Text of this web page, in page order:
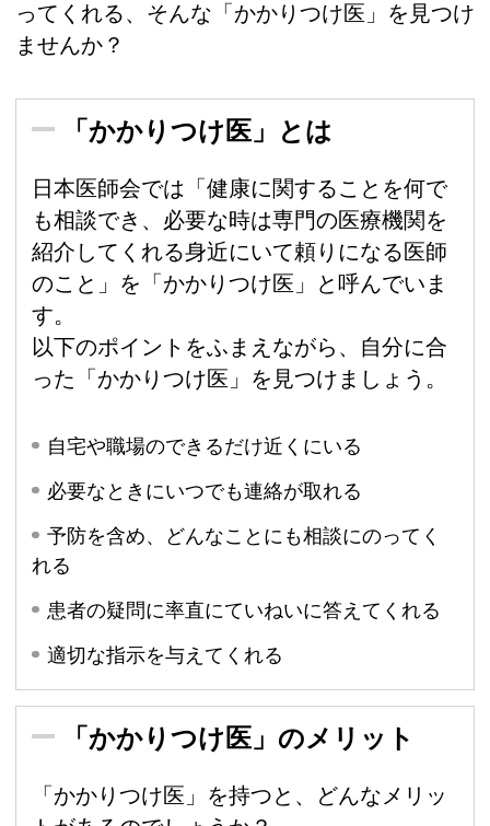
ってくれる、そんな「かかりつけ医」を見つけ
ませんか？
「かかりつけ医」とは
日本医師会では「健康に関することを何で
も相談でき、必要な時は専門の医療機関を
紹介してくれる身近にいて頼りになる医師
のこと」を「かかりつけ医」と呼んでいま
す。
以下のポイントをふまえながら、自分に合
った「かかりつけ医」を見つけましょう。
自宅や職場のできるだけ近くにいる
必要なときにいつでも連絡が取れる
予防を含め、どんなことにも相談にのってく
れる
患者の疑問に率直にていねいに答えてくれる
適切な指示を与えてくれる
「かかりつけ医」のメリット
「かかりつけ医」を持つと、どんなメリッ